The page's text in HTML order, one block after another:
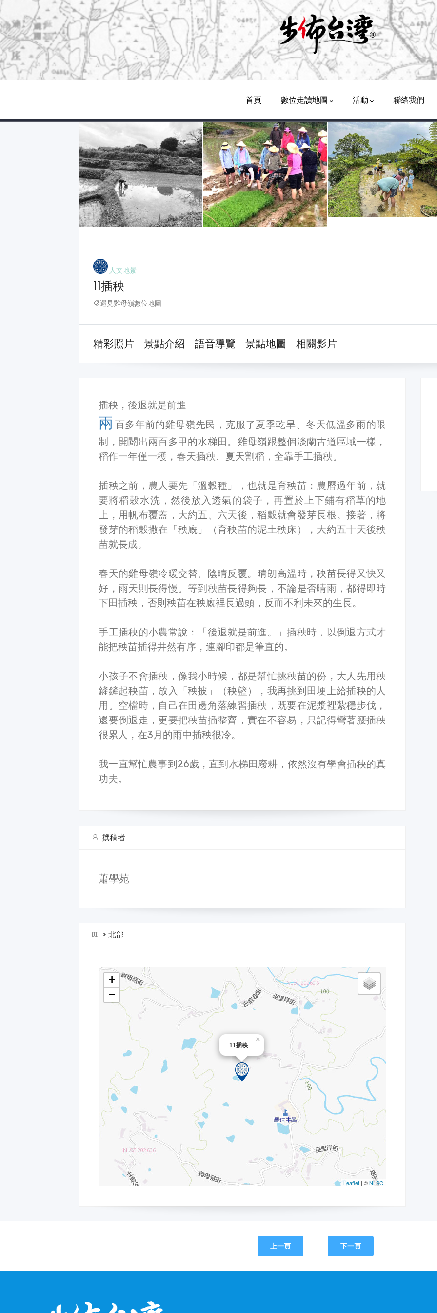
Navigation
首頁 數位走讀地圖 活動 聯絡我們
人文地景
11插秧
遇見雞母嶺數位地圖
精彩照片 景點介紹 語音導覽 景點地圖 相關影片
插秧，後退就是前進
兩 百多年前的雞母嶺先民，克服了夏季乾旱、冬天低溫多雨的限
制，開闢出兩百多甲的水梯田。雞母嶺跟整個淡蘭古道區域一樣，
稻作一年僅一穫，春天插秧、夏天割稻，全靠手工插秧。
插秧之前，農人要先「溫穀種」，也就是育秧苗：農曆過年前，就
要將稻穀水洗，然後放入透氣的袋子，再置於上下鋪有稻草的地
上，用帆布覆蓋，大約五、六天後，稻穀就會發芽長根。接著，將
發芽的稻穀撒在「秧廐」（育秧苗的泥土秧床），大約五十天後秧
苗就長成。
春天的雞母嶺冷暖交替、陰晴反覆。晴朗高溫時，秧苗長得又快又
好，雨天則長得慢。等到秧苗長得夠長，不論是否晴雨，都得即時
下田插秧，否則秧苗在秧廐裡長過頭，反而不利未來的生長。
手工插秧的小農常說：「後退就是前進。」插秧時，以倒退方式才
能把秧苗插得井然有序，連腳印都是筆直的。
小孩子不會插秧，像我小時候，都是幫忙挑秧苗的份，大人先用秧
鏟鏟起秧苗，放入「秧披」（秧籃），我再挑到田埂上給插秧的人
用。空檔時，自己在田邊角落練習插秧，既要在泥漿裡紮穩步伐，
還要倒退走，更要把秧苗插整齊，實在不容易，只記得彎著腰插秧
很累人，在3月的雨中插秧很冷。
我一直幫忙農事到26歲，直到水梯田廢耕，依然沒有學會插秧的真
功夫。
撰稿者
蕭學苑
>北部
上一頁 下一頁